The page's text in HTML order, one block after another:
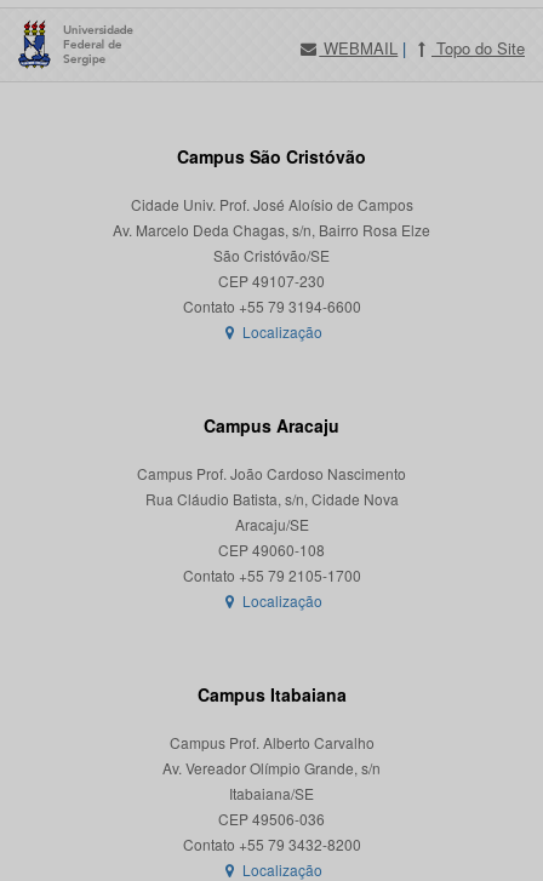
WEBMAIL | Topo do Site
Campus São Cristóvão
Cidade Univ. Prof. José Aloísio de Campos
Av. Marcelo Deda Chagas, s/n, Bairro Rosa Elze
São Cristóvão/SE
CEP 49107-230
Localização
Campus Aracaju
Campus Prof. João Cardoso Nascimento
Rua Cláudio Batista, s/n, Cidade Nova
Aracaju/SE
CEP 49060-108
Localização
Campus Itabaiana
Campus Prof. Alberto Carvalho
Av. Vereador Olímpio Grande, s/n
Itabaiana/SE
CEP 49506-036
Localização